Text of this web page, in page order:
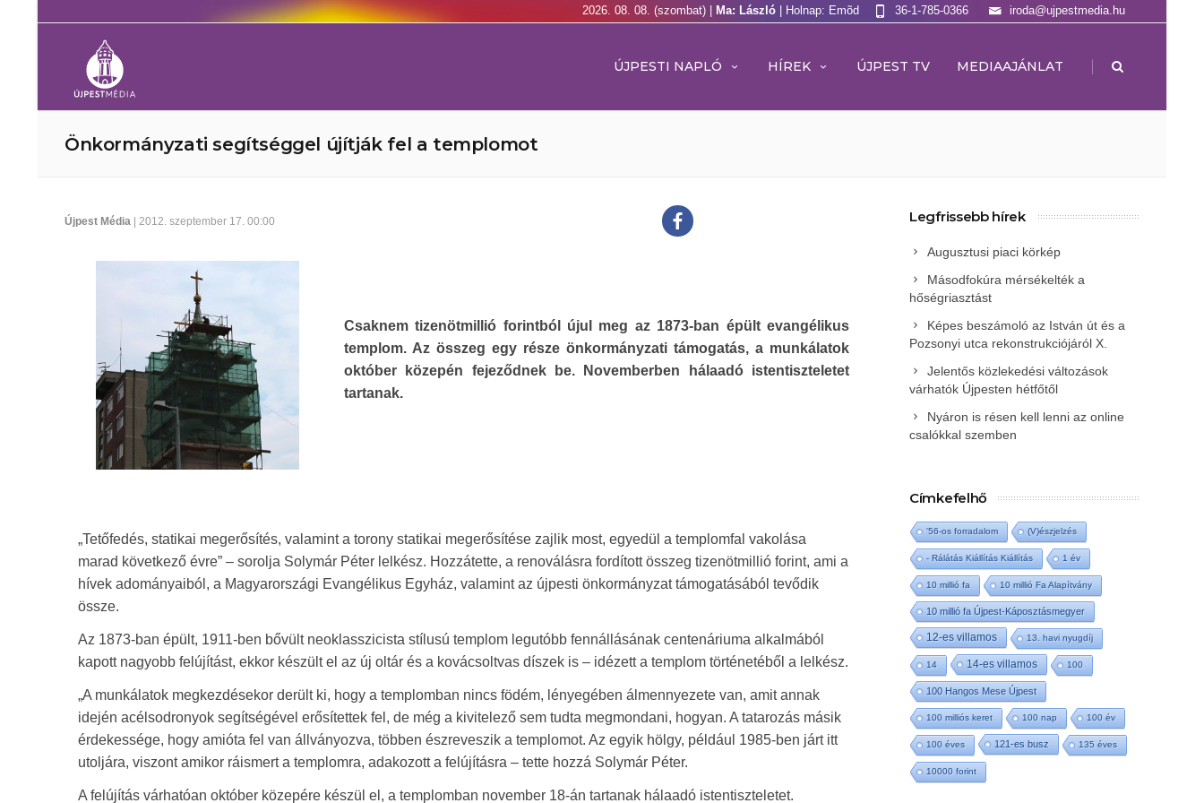
2026. 08. 08. (szombat) | Ma: László | Holnap: Emõd iroda@ujpestmedia.hu
36-1-785-0366
ÚJPESTI NAPLÓ HÍREK ÚJPEST TV MEDIAAJÁNLAT |
Önkormányzati segítséggel újítják fel a templomot
Újpest Média | 2012. szeptember 17. 00:00
Csaknem tizenötmillió forintból újul meg az 1873-ban épült evangélikus
templom. Az összeg egy része önkormányzati támogatás, a munkálatok
október közepén fejeződnek be. Novemberben hálaadó istentiszteletet
tartanak.
„Tetőfedés, statikai megerősítés, valamint a torony statikai megerősítése zajlik most, egyedül a templomfal vakolása
marad következő évre” – sorolja Solymár Péter lelkész. Hozzátette, a renoválásra fordított összeg tizenötmillió forint, ami a
hívek adományaiból, a Magyarországi Evangélikus Egyház, valamint az újpesti önkormányzat támogatásából tevődik
össze.
Az 1873-ban épült, 1911-ben bővült neoklasszicista stílusú templom legutóbb fennállásának centenáriuma alkalmából
kapott nagyobb felújítást, ekkor készült el az új oltár és a kovácsoltvas díszek is – idézett a templom történetéből a lelkész.
„A munkálatok megkezdésekor derült ki, hogy a templomban nincs födém, lényegében álmennyezete van, amit annak
idején acélsodronyok segítségével erősítettek fel, de még a kivitelező sem tudta megmondani, hogyan. A tatarozás másik
érdekessége, hogy amióta fel van állványozva, többen észreveszik a templomot. Az egyik hölgy, például 1985-ben járt itt
utoljára, viszont amikor ráismert a templomra, adakozott a felújításra – tette hozzá Solymár Péter.
A felújítás várhatóan október közepére készül el, a templomban november 18-án tartanak hálaadó istentiszteletet.
Legfrissebb hírek
Augusztusi piaci körkép
Másodfokúra mérsékelték a
hőségriasztást
Képes beszámoló az István út és a
Pozsonyi utca rekonstrukciójáról X.
Jelentős közlekedési változások
várhatók Újpesten hétfőtől
Nyáron is résen kell lenni az online
csalókkal szemben
Címkefelhő
'56-os forradalom (V)észjelzés
- Rálátás Kiállítás Kiállítás 1 év
10 millió fa 10 millió Fa Alapítvány
10 millió fa Újpest-Káposztásmegyer
12-es villamos 13. havi nyugdíj
14 14-es villamos 100
100 Hangos Mese Újpest
100 milliós keret 100 nap 100 év
100 éves 121-es busz 135 éves
10000 forint